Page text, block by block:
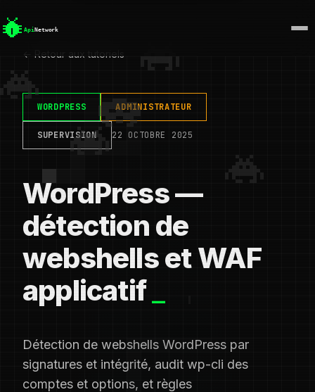
← Retour aux tutoriels
WORDPRESS ADMINISTRATEUR
SUPERVISION 22 OCTOBRE 2025
WordPress —
détection de
webshells et WAF
applicatif
Détection de webshells WordPress par
signatures et intégrité, audit wp-cli des
comptes et options, et règles